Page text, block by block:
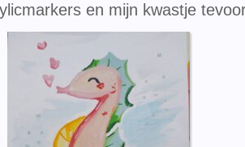
en mijn kwastje